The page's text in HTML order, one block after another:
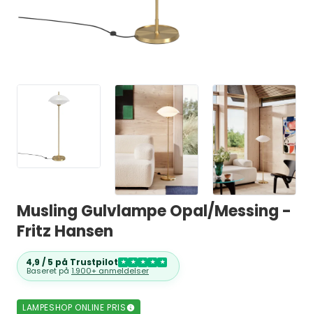
Musling Gulvlampe Opal/Messing -
Fritz Hansen
4,9 / 5 på Trustpilot ★ ★ ★ ★ ★
Baseret på 1.900+ anmeldelser
LAMPESHOP ONLINE PRIS